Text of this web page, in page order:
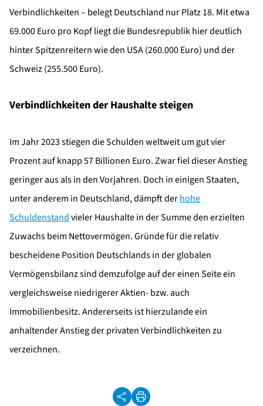
Verbindlichkeiten – belegt Deutschland nur Platz 18. Mit etwa
69.000 Euro pro Kopf liegt die Bundesrepublik hier deutlich
hinter Spitzenreitern wie den USA (260.000 Euro) und der
Schweiz (255.500 Euro).
Verbindlichkeiten der Haushalte steigen
Im Jahr 2023 stiegen die Schulden weltweit um gut vier
Prozent auf knapp 57 Billionen Euro. Zwar fiel dieser Anstieg
geringer aus als in den Vorjahren. Doch in einigen Staaten,
unter anderem in Deutschland, dämpft derhohe
Schuldenstandvieler Haushalte in der Summe den erzielten
Zuwachs beim Nettovermögen. Gründe für die relativ
bescheidene Position Deutschlands in der globalen
Vermögensbilanz sind demzufolge auf der einen Seite ein
vergleichsweise niedrigerer Aktien- bzw. auch
Immobilienbesitz. Andererseits ist hierzulande ein
anhaltender Anstieg der privaten Verbindlichkeiten zu
verzeichnen.